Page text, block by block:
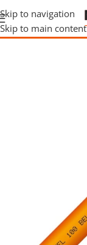
Skip to navigation
Skip to main content
/Câbles de